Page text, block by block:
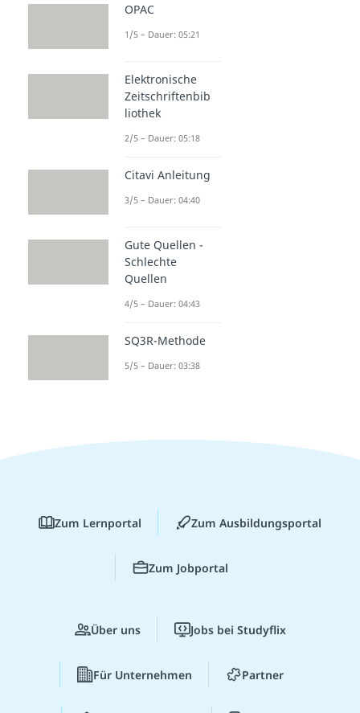
OPAC
1/5 – Dauer: 05:21
Elektronische
Zeitschriftenbib
liothek
2/5 – Dauer: 05:18
Citavi Anleitung
3/5 – Dauer: 04:40
Gute Quellen -
Schlechte
Quellen
4/5 – Dauer: 04:43
SQ3R-Methode
5/5 – Dauer: 03:38
Zum Lernportal Zum Ausbildungsportal
Zum Jobportal
Über uns Jobs bei Studyflix
Für Unternehmen Partner